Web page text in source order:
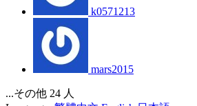
k0571213
mars2015
...その他 24 人